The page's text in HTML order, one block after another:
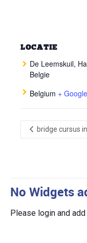
LOCATIE
De Leemskuil,
Belgie
Belgium +
bridge cursus
No Widgets
Please login and